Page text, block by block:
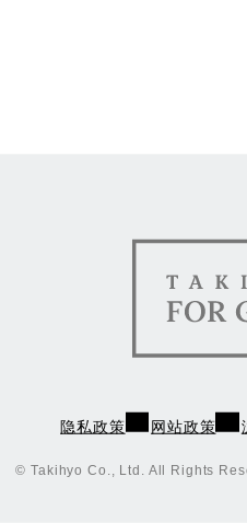
隐私政策 网站政策
© Takihyo Co., Ltd. All Rights